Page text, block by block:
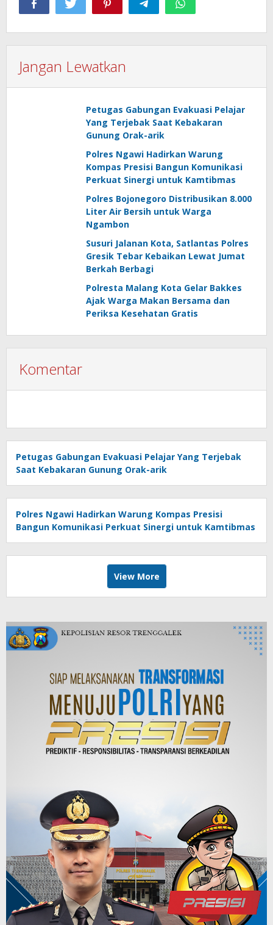
Jangan Lewatkan
Petugas Gabungan Evakuasi Pelajar
Yang Terjebak Saat Kebakaran
Gunung Orak-arik
Polres Ngawi Hadirkan Warung
Kompas Presisi Bangun Komunikasi
Perkuat Sinergi untuk Kamtibmas
Polres Bojonegoro Distribusikan 8.000
Liter Air Bersih untuk Warga
Ngambon
Susuri Jalanan Kota, Satlantas Polres
Gresik Tebar Kebaikan Lewat Jumat
Berkah Berbagi
Polresta Malang Kota Gelar Bakkes
Ajak Warga Makan Bersama dan
Periksa Kesehatan Gratis
Komentar
Petugas Gabungan Evakuasi Pelajar Yang Terjebak
Saat Kebakaran Gunung Orak-arik
Polres Ngawi Hadirkan Warung Kompas Presisi
Bangun Komunikasi Perkuat Sinergi untuk Kamtibmas
View More